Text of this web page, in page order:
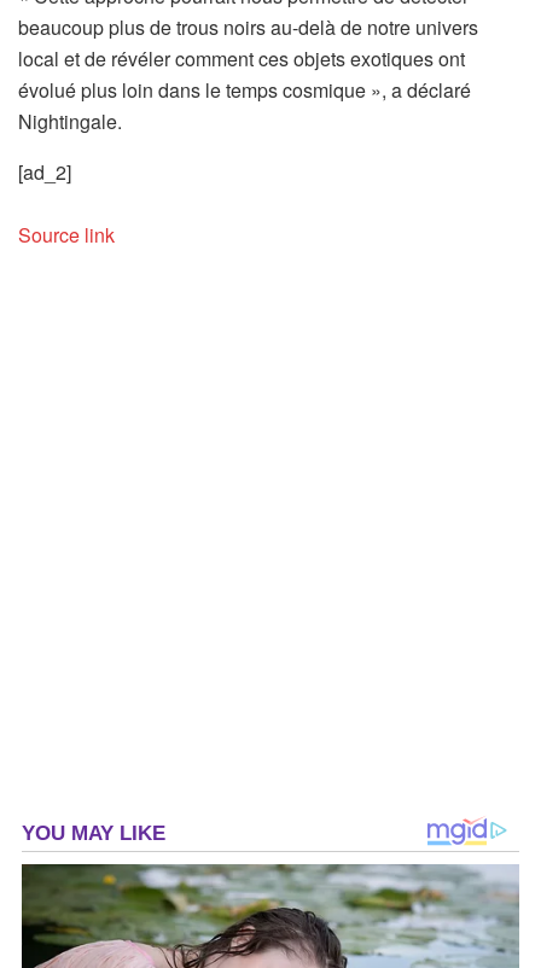
beaucoup plus de trous noirs au-delà de notre univers
local et de révéler comment ces objets exotiques ont
évolué plus loin dans le temps cosmique », a déclaré
Nightingale.
[ad_2]
Source link